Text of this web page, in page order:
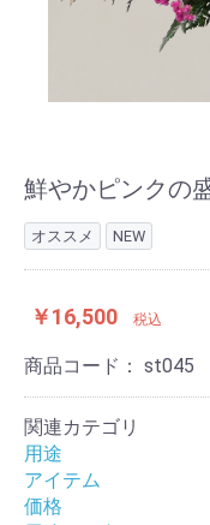
鮮やかピンクの
オススメ NEW
￥16,500 税込
商品コード： st045
関連カテゴリ
用途
アイテム
価格